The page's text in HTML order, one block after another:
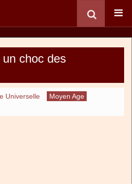
choc des
Universelle
Moyen Age